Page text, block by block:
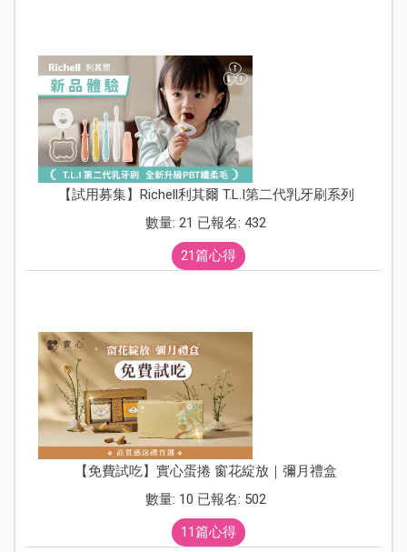
【試用募集】Richell利其爾 T.L.I第二代乳牙刷系列
數量: 21 已報名: 432
21篇心得
【免費試吃】實心蛋捲 窗花綻放｜彌月禮盒
數量: 10 已報名: 502
11篇心得